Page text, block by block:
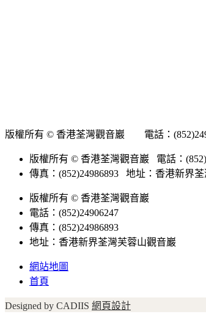
版權所有 © 香港荃灣觀音巖 電話：
版權所有 © 香港荃灣觀音巖 電話：
傳真：(852)24986893 地址：香港新界
版權所有 © 香港荃灣觀音巖
電話：(852)24906247
傳真：(852)24986893
地址：香港新界荃灣芙蓉山觀音巖
網站地圖
首頁
Designed by CADIIS 網頁設計